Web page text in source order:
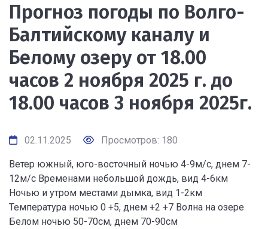
Прогноз погоды по Волго-
Балтийскому каналу и
Белому озеру от 18.00
часов 2 ноября 2025 г. до
18.00 часов 3 ноября 2025г.
02.11.2025 Просмотров: 180
Ветер южный, юго-восточный ночью 4-9м/с, днем 7-
12м/с Временами небольшой дождь, вид 4-6км
Ночью и утром местами дымка, вид 1-2км
Температура ночью 0 +5, днем +2 +7 Волна на озере
Белом ночью 50-70см, днем 70-90см